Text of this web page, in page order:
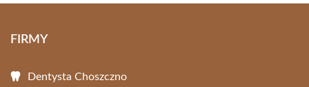
FIRMY
Dentysta Choszczno